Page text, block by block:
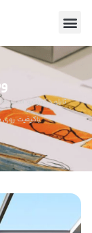
تابلو دکوراتیو اسب
باکیفیت